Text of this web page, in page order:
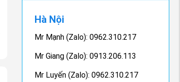
Hà Nội
Mr Mạnh (Zalo): 0962.310.217
Mr Giang (Zalo): 0913.206.113
Mr Luyến (Zalo): 0962.310.217